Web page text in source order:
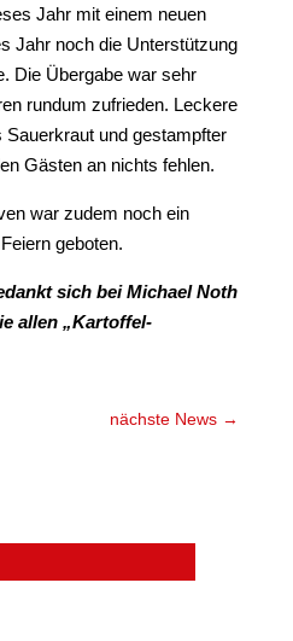
Jahr mit einem neuen
Jahr noch die Unterstützung
Die Übergabe war sehr
rundum zufrieden. Leckere
und gestampfter
Gästen an nichts fehlen.
war zudem noch ein
geboten.
sich bei Michael Noth
allen „Kartoffel-
nächste News →